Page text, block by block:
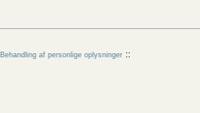
Behandling af personlige oplysninger